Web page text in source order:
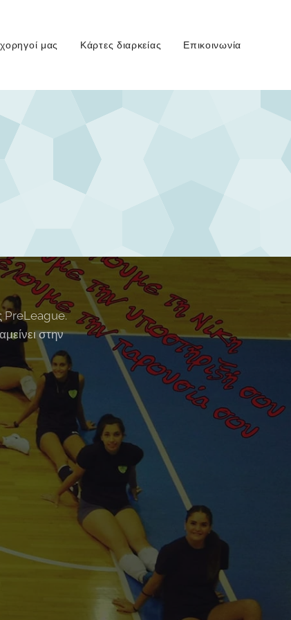
μας Κάρτες διαρκείας Επικοινωνία
PreLeague.
στην